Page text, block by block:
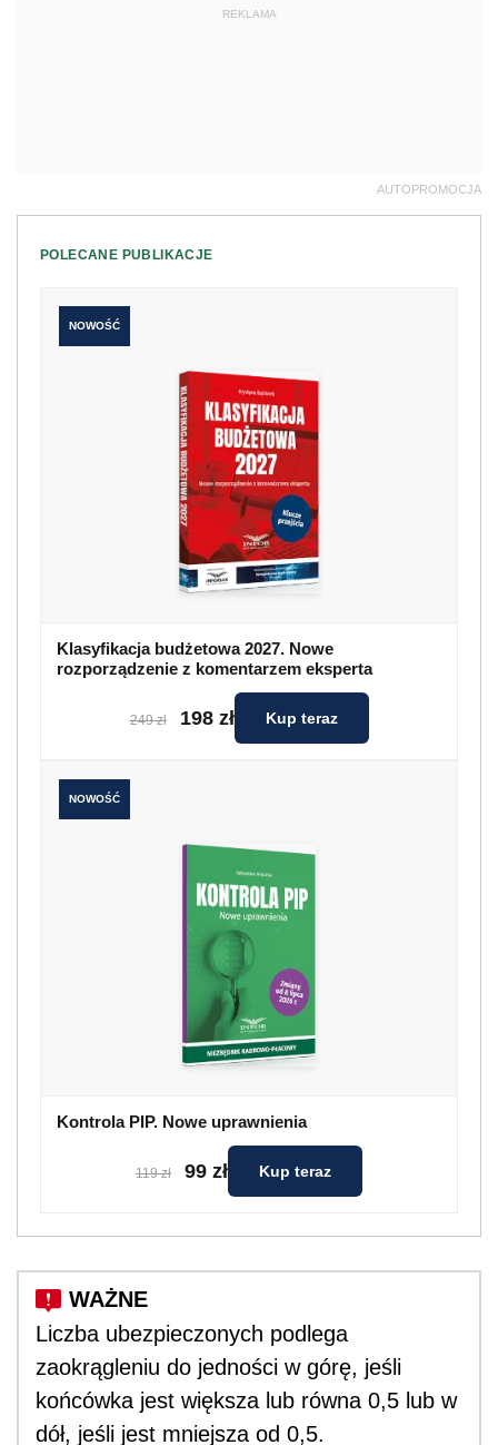
REKLAMA
AUTOPROMOCJA
POLECANE PUBLIKACJE
NOWOŚĆ
Klasyfikacja budżetowa 2027. Nowe
rozporządzenie z komentarzem eksperta
249 zł 198 zł Kup teraz
NOWOŚĆ
Kontrola PIP. Nowe uprawnienia
119 zł 99 zł Kup teraz
Liczba ubezpieczonych podlega
zaokrągleniu do jedności w górę, jeśli
końcówka jest większa lub równa 0,5 lub w
dół, jeśli jest mniejsza od 0,5.